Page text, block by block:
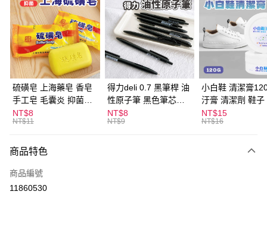
LINE Pay
Apple Pay
街口支付
悠遊付
ATM付款
全家取貨付款
每筆NT$60，滿NT$599(含以上)免運費
付款後全家取貨
硫磺皂 上海藥皂 香皂
手工皂 毛囊炎 抑菌除
蟎 清潔護膚 去油去痘
寵物皮膚病 狗狗貓咪
NT$8
NT$11
得力deli 0.7 黑筆桿 油
性原子筆 黑色筆芯
S304
NT$8
NT$9
小白鞋 清潔膏
汙膏 清潔劑 鞋子
漬 白皮鞋 鞋油
NT$15
NT$16
商品特色
商品編號
11860530